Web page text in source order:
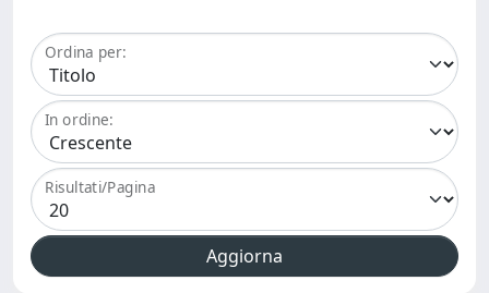
Ordina per:
In ordine:
Risultati/Pagina